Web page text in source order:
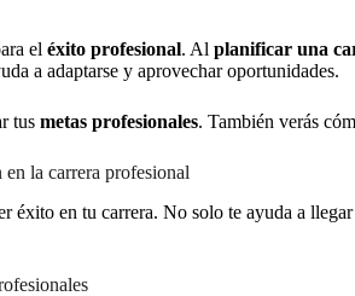
el éxito profesional. Al planificar una
a adaptarse y aprovechar oportunidades.
tus metas profesionales. También verás
la carrera profesional
éxito en tu carrera. No solo te ayuda a